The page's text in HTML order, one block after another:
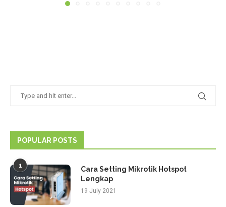
POPULAR POSTS
1
Cara Setting Mikrotik Hotspot
Lengkap
19 July 2021